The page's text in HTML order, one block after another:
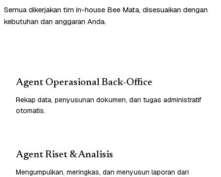
Semua dikerjakan tim in-house Bee Mata, disesuaikan dengan
kebutuhan dan anggaran Anda.
Agent Operasional Back-Office
Rekap data, penyusunan dokumen, dan tugas administratif
otomatis.
Agent Riset & Analisis
Mengumpulkan, meringkas, dan menyusun laporan dari